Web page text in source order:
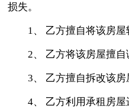
损失。
1、 乙方擅自将该房屋
2、 乙方将该房屋擅自
3、 乙方擅自拆改该房
4、 乙方利用承租房